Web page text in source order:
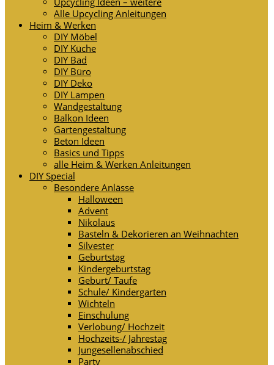
Alle Upcycling Anleitungen
Heim & Werken
DIY Möbel
DIY Küche
DIY Bad
DIY Büro
DIY Deko
DIY Lampen
Wandgestaltung
Balkon Ideen
Gartengestaltung
Beton Ideen
Basics und Tipps
alle Heim & Werken Anleitungen
DIY Special
Besondere Anlässe
Halloween
Advent
Nikolaus
Basteln & Dekorieren an Weihnachten
Silvester
Geburtstag
Kindergeburtstag
Geburt/ Taufe
Schule/ Kindergarten
Wichteln
Einschulung
Verlobung/ Hochzeit
Hochzeits-/ Jahrestag
Jungesellenabschied
Party